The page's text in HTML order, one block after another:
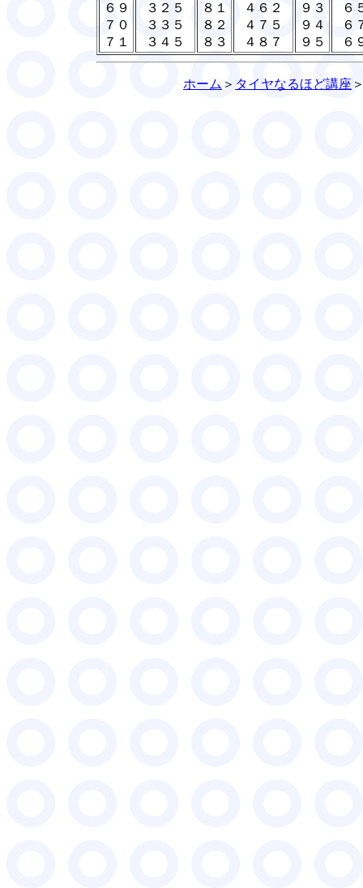
６９
７０
７１
３２５
３３５
３４５
８１
８２
８３
４６２
４７５
４８７
９３
９４
９５
６
６
６
ホーム ＞ タイヤなるほど講座